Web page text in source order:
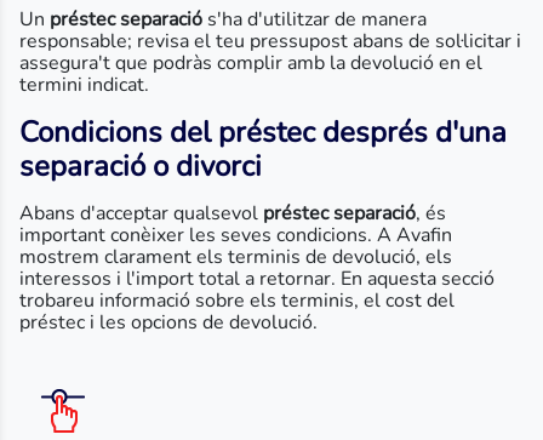
Un préstec separació s'ha d'utilitzar de manera
responsable; revisa el teu pressupost abans de sol·licitar i
assegura't que podràs complir amb la devolució en el
termini indicat.
Condicions del préstec després d'una
separació o divorci
Abans d'acceptar qualsevol préstec separació, és
important conèixer les seves condicions. A Avafin
mostrem clarament els terminis de devolució, els
interessos i l'import total a retornar. En aquesta secció
trobareu informació sobre els terminis, el cost del
préstec i les opcions de devolució.